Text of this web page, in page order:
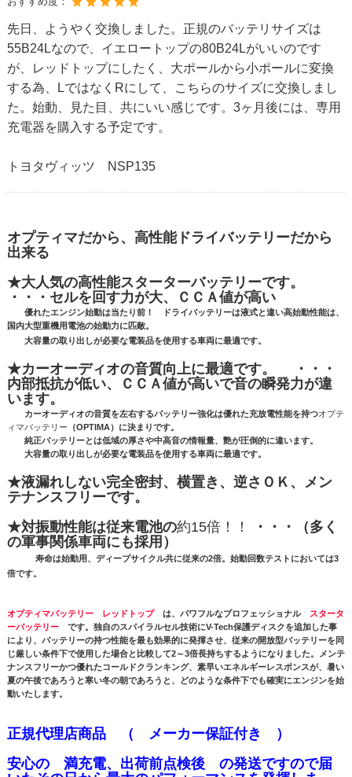
先日、ようやく交換しました。正規のバッテリサイズは
55B24Lなので、イエロートップの80B24Lがいいのです
が、レッドトップにしたく、大ポールから小ポールに変換
する為、LではなくRにして、こちらのサイズに交換しまし
た。始動、見た目、共にいい感じです。3ヶ月後には、専用
充電器を購入する予定です。
トヨタヴィッツ NSP135
オプティマだから、高性能ドライバッテリーだから
出来る
★大人気の高性能スターターバッテリーです。
・・・セルを回す力が大、ＣＣＡ値が高い
優れたエンジン始動は当たり前！ ドライバッテリーは液式と違い高始動性能は、
国内大型重機用電池の始動力に匹敵。
大容量の取り出しが必要な電装品を使用する車両に最適です。
★カーオーディオの音質向上に最適です。 ・・・
内部抵抗が低い、ＣＣＡ値が高いで音の瞬発力が違
います。
カーオーディオの音質を左右するバッテリー強化は優れた充放電性能を持つオプテ
ィマバッテリー （OPTIMA）に決まりです。
純正バッテリーとは低域の厚さや中高音の情報量、艶が圧倒的に違います。
大容量の取り出しが必要な電装品を使用する車両に最適です。
★液漏れしない完全密封、横置き、逆さＯＫ、メン
テナンスフリーです。
★対振動性能は従来電池の約15倍！！
・・・（多く
の軍事関係車両にも採用）
寿命は始動用、ディープサイクル共に従来の2倍。始動回数テストにおいては3
倍です。
オプティマバッテリー レッドトップは、パワフルなプロフェッショナル スタータ
ーバッテリー です。独自のスパイラルセル技術にV-Tech保護ディスクを追加した事
により、バッテリーの持つ性能を最も効果的に発揮させ、従来の開放型バッテリーを同
じ厳しい条件下で使用した場合と比較して2～3倍長持ちするようになりました。メンテ
ナンスフリーかつ優れたコールドクランキング、素早いエネルギーレスポンスが、暑い
夏の午後であろうと寒い冬の朝であろうと、どのような条件下でも確実にエンジンを始
動いたします。
正規代理店商品 （ メーカー保証付き ）
安心の 満充電、出荷前点検後 の発送ですので届